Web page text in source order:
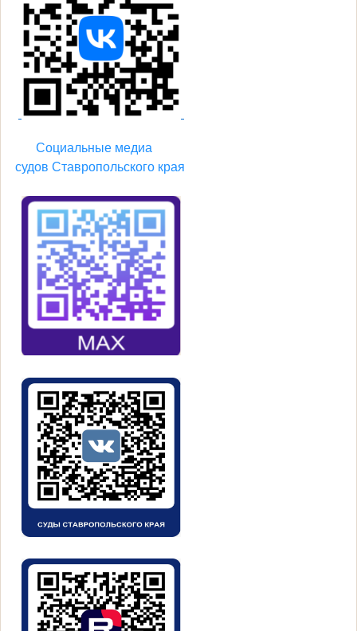
Социальные медиа
судов Ставропольского края